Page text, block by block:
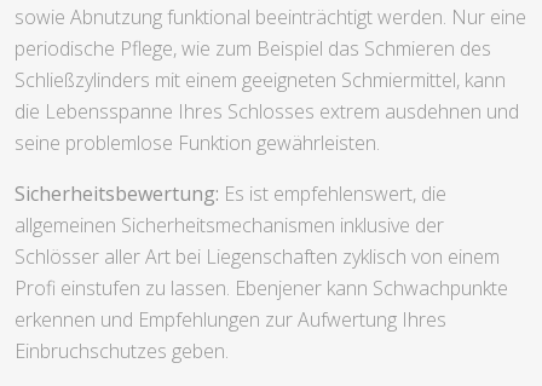
sowie Abnutzung funktional beeinträchtigt werden. Nur eine
periodische Pflege, wie zum Beispiel das Schmieren des
Schließzylinders mit einem geeigneten Schmiermittel, kann
die Lebensspanne Ihres Schlosses extrem ausdehnen und
seine problemlose Funktion gewährleisten.
Sicherheitsbewertung: Es ist empfehlenswert, die
allgemeinen Sicherheitsmechanismen inklusive der
Schlösser aller Art bei Liegenschaften zyklisch von einem
Profi einstufen zu lassen. Ebenjener kann Schwachpunkte
erkennen und Empfehlungen zur Aufwertung Ihres
Einbruchschutzes geben.